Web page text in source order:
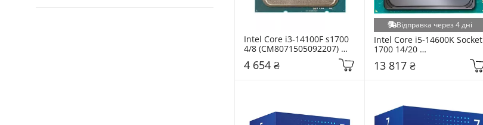
Intel Core i3-14100F s1700
4/8 (CM8071505092207)
4 654 ₴
Відправка через 4 дні
Intel Core i5-14600K Socket
1700 14/20
(CM8071504821015) Tray
13 817 ₴